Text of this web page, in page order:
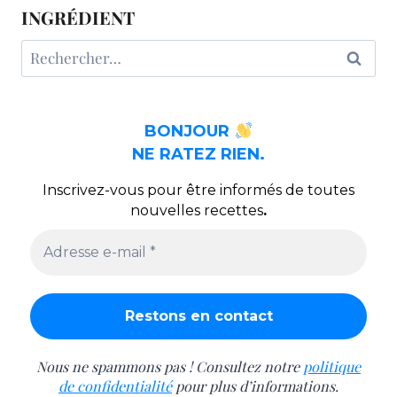
INGRÉDIENT
Rechercher :
BONJOUR
NE RATEZ RIEN.
Inscrivez-vous pour être informés de toutes
nouvelles recettes.
Nous ne spammons pas ! Consultez notrepolitique
de confidentialitépour plus d’informations.